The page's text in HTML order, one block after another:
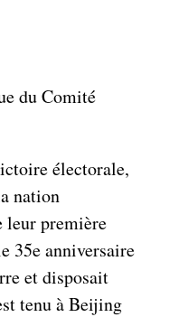
du Comité
électorale,
nation
leur première
35e anniversaire
et disposait
tenu à Beijing